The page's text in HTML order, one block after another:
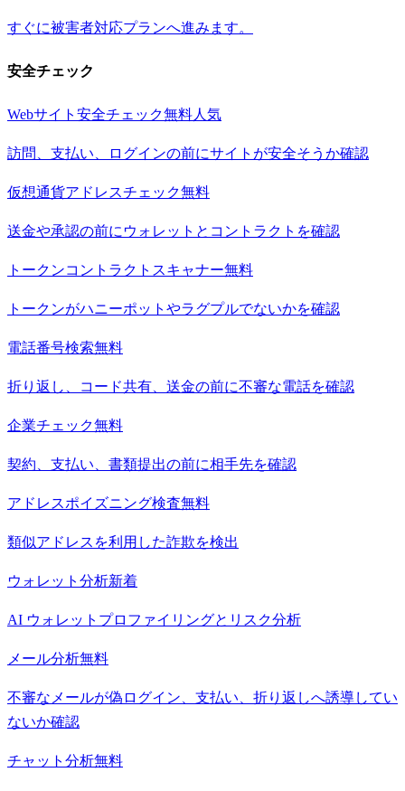
すぐに被害者対応プランへ進みます。
安全チェック
Webサイト安全チェック無料人気
訪問、支払い、ログインの前にサイトが安全そうか確認
仮想通貨アドレスチェック無料
送金や承認の前にウォレットとコントラクトを確認
トークンコントラクトスキャナー無料
トークンがハニーポットやラグプルでないかを確認
電話番号検索無料
折り返し、コード共有、送金の前に不審な電話を確認
企業チェック無料
契約、支払い、書類提出の前に相手先を確認
アドレスポイズニング検査無料
類似アドレスを利用した詐欺を検出
ウォレット分析新着
AI ウォレットプロファイリングとリスク分析
メール分析無料
不審なメールが偽ログイン、支払い、折り返しへ誘導してい
ないか確認
チャット分析無料